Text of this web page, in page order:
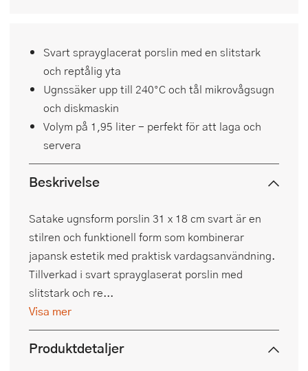
Svart sprayglacerat porslin med en slitstark
och reptålig yta
Ugnssäker upp till 240°C och tål mikrovågsugn
och diskmaskin
Volym på 1,95 liter - perfekt för att laga och
servera
Beskrivelse
Satake ugnsform porslin 31 x 18 cm svart är en
stilren och funktionell form som kombinerar
japansk estetik med praktisk vardagsanvändning.
Tillverkad i svart sprayglaserat porslin med
slitstark och re...
Visa mer
Produktdetaljer